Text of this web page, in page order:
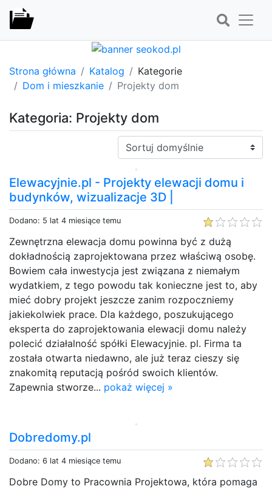
Strona główna Katalog
Kategorie
Dom i mieszkanie
Projekty dom
Kategoria: Projekty dom
Sortuj:
Elewacyjnie.pl - Projekty elewacji domu i
budynków, wizualizacje 3D |
Dodano: 5 lat 4 miesiące temu
Zewnętrzna elewacja domu powinna być z dużą
dokładnością zaprojektowana przez właściwą osobę.
Bowiem cała inwestycja jest związana z niemałym
wydatkiem, z tego powodu tak konieczne jest to, aby
mieć dobry projekt jeszcze zanim rozpoczniemy
jakiekolwiek prace. Dla każdego, poszukującego
eksperta do zaprojektowania elewacji domu należy
polecić działalność spółki Elewacyjnie. pl. Firma ta
została otwarta niedawno, ale już teraz cieszy się
znakomitą reputacją pośród swoich klientów.
Zapewnia stworze... pokaż więcej »
Dobredomy.pl
Dodano: 6 lat 4 miesiące temu
Dobre Domy to Pracownia Projektowa, która pomaga